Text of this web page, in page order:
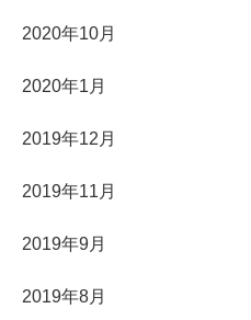
2020年10月
2020年1月
2019年12月
2019年11月
2019年9月
2019年8月